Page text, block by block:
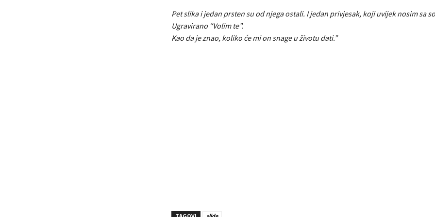
Pet slika i jedan prsten su od njega ostali. I jedan privjesak, koji uvijek nosim sa
Ugravirano “Volim te”.
Kao da je znao, koliko će mi on snage u životu dati.”